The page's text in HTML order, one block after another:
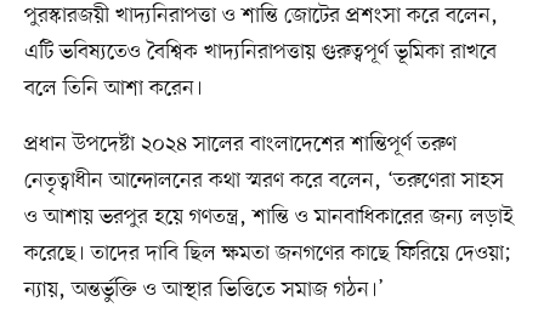
পুরস্কারজয়ী খাদ্যনিরাপত্তা ও শান্তি জোটের প্রশংসা করে বলেন,
এটি ভবিষ্যতেও বৈশ্বিক খাদ্যনিরাপত্তায় গুরুত্বপূর্ণ ভূমিকা রাখবে
বলে তিনি আশা করেন।
প্রধান উপদেষ্টা ২০২৪ সালের বাংলাদেশের শান্তিপূর্ণ তরুণ
নেতৃত্বাধীন আন্দোলনের কথা স্মরণ করে বলেন, ‘তরুণেরা সাহস
ও আশায় ভরপুর হয়ে গণতন্ত্র, শান্তি ও মানবাধিকারের জন্য লড়াই
করেছে। তাদের দাবি ছিল ক্ষমতা জনগণের কাছে ফিরিয়ে দেওয়া;
ন্যায়, অন্তর্ভুক্তি ও আস্থার ভিত্তিতে সমাজ গঠন।’